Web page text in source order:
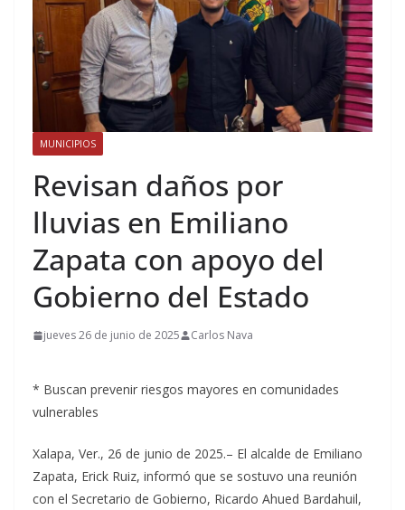
MUNICIPIOS
Revisan daños por
lluvias en Emiliano
Zapata con apoyo del
Gobierno del Estado
jueves 26 de junio de 2025 Carlos Nava
* Buscan prevenir riesgos mayores en comunidades
vulnerables
Xalapa, Ver., 26 de junio de 2025.– El alcalde de Emiliano
Zapata, Erick Ruiz, informó que se sostuvo una reunión
con el Secretario de Gobierno, Ricardo Ahued Bardahuil,